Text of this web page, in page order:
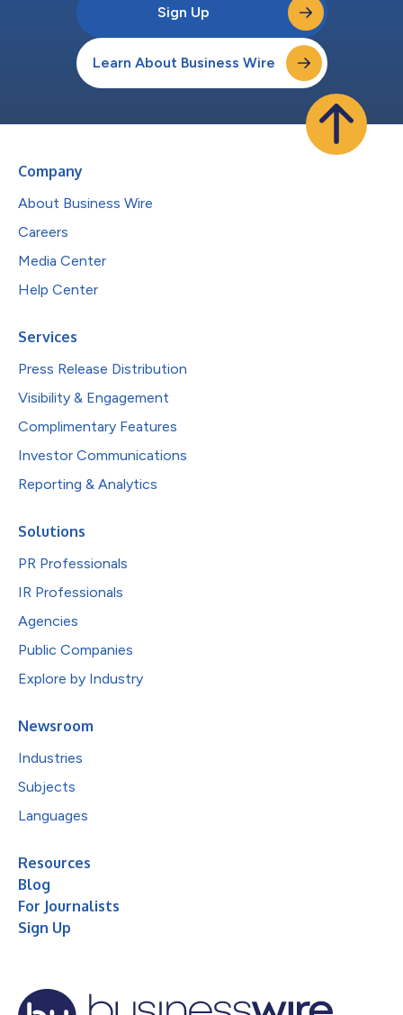
Sign Up
Learn About Business Wire
Company
About Business Wire
Careers
Media Center
Help Center
Services
Press Release Distribution
Visibility & Engagement
Complimentary Features
Investor Communications
Reporting & Analytics
Solutions
PR Professionals
IR Professionals
Agencies
Public Companies
Explore by Industry
Newsroom
Industries
Subjects
Languages
Resources
Blog
For Journalists
Sign Up